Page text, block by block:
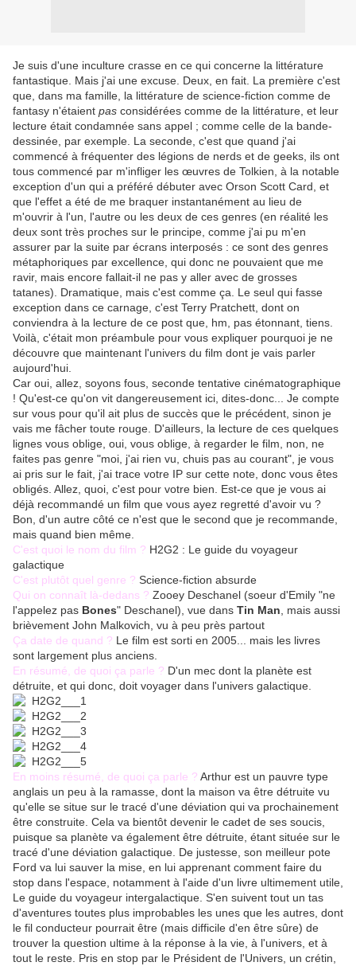
Je suis d'une inculture crasse en ce qui concerne la littérature
fantastique. Mais j'ai une excuse. Deux, en fait. La première c'est
que, dans ma famille, la littérature de science-fiction comme de
fantasy n'étaient pas considérées comme de la littérature, et leur
lecture était condamnée sans appel ; comme celle de la bande-
dessinée, par exemple. La seconde, c'est que quand j'ai
commencé à fréquenter des légions de nerds et de geeks, ils ont
tous commencé par m'infliger les œuvres de Tolkien, à la notable
exception d'un qui a préféré débuter avec Orson Scott Card, et
que l'effet a été de me braquer instantanément au lieu de
m'ouvrir à l'un, l'autre ou les deux de ces genres (en réalité les
deux sont très proches sur le principe, comme j'ai pu m'en
assurer par la suite par écrans interposés : ce sont des genres
métaphoriques par excellence, qui donc ne pouvaient que me
ravir, mais encore fallait-il ne pas y aller avec de grosses
tatanes). Dramatique, mais c'est comme ça. Le seul qui fasse
exception dans ce carnage, c'est Terry Pratchett, dont on
conviendra à la lecture de ce post que, hm, pas étonnant, tiens.
Voilà, c'était mon préambule pour vous expliquer pourquoi je ne
découvre que maintenant l'univers du film dont je vais parler
aujourd'hui.
Car oui, allez, soyons fous, seconde tentative cinématographique
! Qu'est-ce qu'on vit dangereusement ici, dites-donc... Je compte
sur vous pour qu'il ait plus de succès que le précédent, sinon je
vais me fâcher toute rouge. D'ailleurs, la lecture de ces quelques
lignes vous oblige, oui, vous oblige, à regarder le film, non, ne
faites pas genre "moi, j'ai rien vu, chuis pas au courant", je vous
ai pris sur le fait, j'ai trace votre IP sur cette note, donc vous êtes
obligés. Allez, quoi, c'est pour votre bien. Est-ce que je vous ai
déjà recommandé un film que vous ayez regretté d'avoir vu ?
Bon, d'un autre côté ce n'est que le second que je recommande,
mais quand bien même.
C'est quoi le nom du film ? H2G2 : Le guide du voyageur
galactique
C'est plutôt quel genre ? Science-fiction absurde
Qui on connaît là-dedans ? Zooey Deschanel (soeur d'Emily "ne
l'appelez pas Bones" Deschanel), vue dans Tin Man , mais aussi
brièvement John Malkovich, vu à peu près partout
Ça date de quand ? Le film est sorti en 2005... mais les livres
sont largement plus anciens.
En résumé, de quoi ça parle ? D'un mec dont la planète est
détruite, et qui donc, doit voyager dans l'univers galactique.
En moins résumé, de quoi ça parle ? Arthur est un pauvre type
anglais un peu à la ramasse, dont la maison va être détruite vu
qu'elle se situe sur le tracé d'une déviation qui va prochainement
être construite. Cela va bientôt devenir le cadet de ses soucis,
puisque sa planète va également être détruite, étant située sur le
tracé d'une déviation galactique. De justesse, son meilleur pote
Ford va lui sauver la mise, en lui apprenant comment faire du
stop dans l'espace, notamment à l'aide d'un livre ultimement utile,
Le guide du voyageur intergalactique. S'en suivent tout un tas
d'aventures toutes plus improbables les unes que les autres, dont
le fil conducteur pourrait être (mais difficile d'en être sûre) de
trouver la question ultime à la réponse à la vie, à l'univers, et à
tout le reste. Pris en stop par le Président de l'Univers, un crétin,